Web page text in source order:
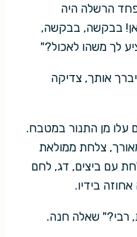
הרשלה היה
בבקשה, בבקשה,
לך משהו לאכול?"
אותך, צדיקה
עלו מן התנור במטבח.
צלחת ממולאת
עם ביצים, דג, לחם
בידיו.
רבי?" שאלה חנה.